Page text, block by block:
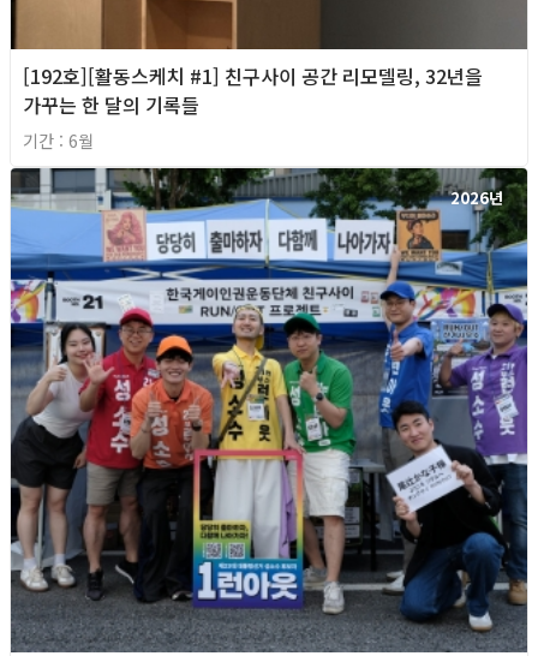
[192호][활동스케치 #1] 친구사이 공간 리모델링, 32년을
가꾸는 한 달의 기록들
기간 : 6월
2026년